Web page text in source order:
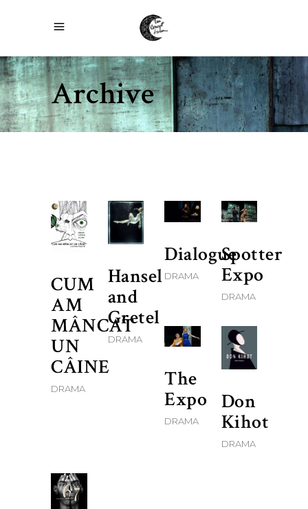
Archive
CUM
AM
MÂNCAT
UN
CÂINE
DRAMA
Hansel
and
Gretel
DRAMA
Dialogue
DRAMA
Spotter
Expo
DRAMA
The
Expo
DRAMA
Don
Kihot
DRAMA